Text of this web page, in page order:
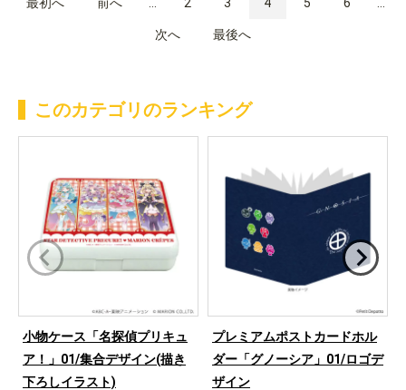
次へ 最後へ
このカテゴリのランキング
小物ケース「名探偵プリキュ
ア！」01/集合デザイン(描き
下ろしイラスト)
プレミアムポストカードホル
ダー「グノーシア」01/ロゴデ
ザイン